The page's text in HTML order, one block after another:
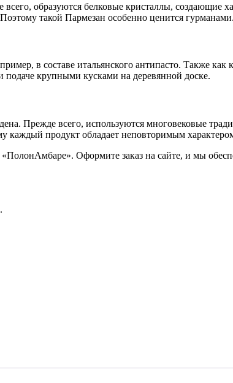
образуются белковые кристаллы, создающие
такой Пармезан особенно ценится гурманами.
в составе итальянского антипасто. Также
крупными кусками на деревянной доске.
Прежде всего, используются многовековые
каждый продукт обладает неповторимым
Оформите заказ на сайте, и мы